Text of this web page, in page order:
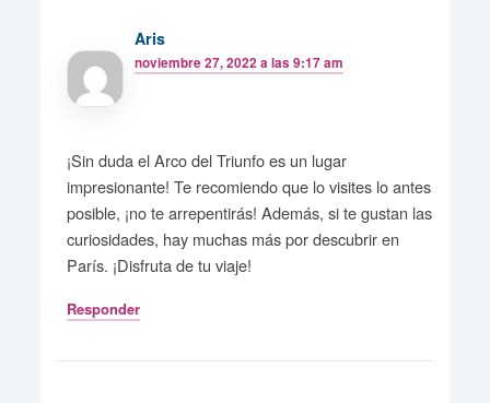
Aris
noviembre 27, 2022 a las 9:17 am
¡Sin duda el Arco del Triunfo es un lugar
impresionante! Te recomiendo que lo visites lo antes
posible, ¡no te arrepentirás! Además, si te gustan las
curiosidades, hay muchas más por descubrir en
París. ¡Disfruta de tu viaje!
Responder